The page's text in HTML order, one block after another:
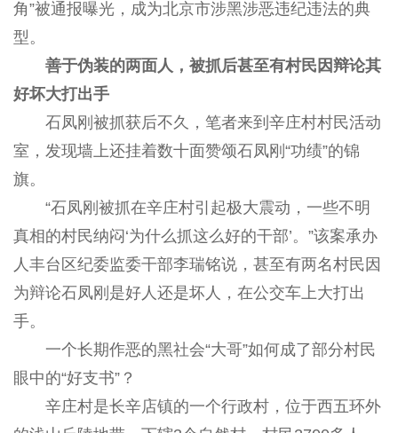
角”被通报曝光，成为北京市涉黑涉恶违纪违法的典
型。
善于伪装的两面人，被抓后甚至有村民因辩论其
好坏大打出手
石凤刚被抓获后不久，笔者来到辛庄村村民活动
室，发现墙上还挂着数十面赞颂石凤刚“功绩”的锦
旗。
“石凤刚被抓在辛庄村引起极大震动，一些不明
真相的村民纳闷‘为什么抓这么好的干部’。”该案承办
人丰台区纪委监委干部李瑞铭说，甚至有两名村民因
为辩论石凤刚是好人还是坏人，在公交车上大打出
手。
一个长期作恶的黑社会“大哥”如何成了部分村民
眼中的“好支书”？
辛庄村是长辛店镇的一个行政村，位于西五环外